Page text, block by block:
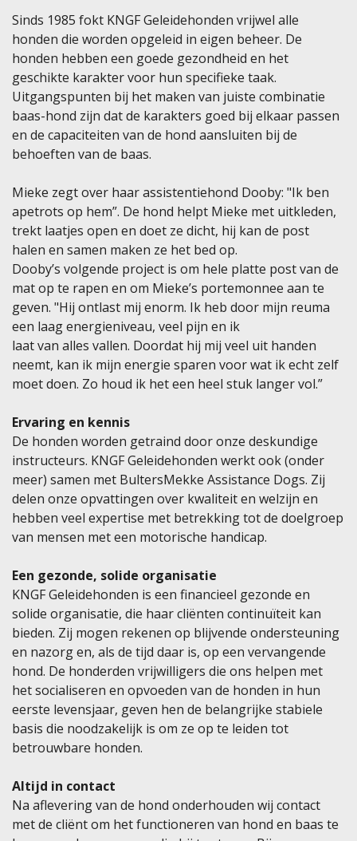
Sinds 1985 fokt KNGF Geleidehonden vrijwel alle
honden die worden opgeleid in eigen beheer. De
honden hebben een goede gezondheid en het
geschikte karakter voor hun specifieke taak.
Uitgangspunten bij het maken van juiste combinatie
baas-hond zijn dat de karakters goed bij elkaar passen
en de capaciteiten van de hond aansluiten bij de
behoeften van de baas.
Mieke zegt over haar assistentiehond Dooby: "Ik ben
apetrots op hem”. De hond helpt Mieke met uitkleden,
trekt laatjes open en doet ze dicht, hij kan de post
halen en samen maken ze het bed op.
Dooby’s volgende project is om hele platte post van de
mat op te rapen en om Mieke’s portemonnee aan te
geven. "Hij ontlast mij enorm. Ik heb door mijn reuma
een laag energieniveau, veel pijn en ik
laat van alles vallen. Doordat hij mij veel uit handen
neemt, kan ik mijn energie sparen voor wat ik echt zelf
moet doen. Zo houd ik het een heel stuk langer vol.”
Ervaring en kennis
De honden worden getraind door onze deskundige
instructeurs. KNGF Geleidehonden werkt ook (onder
meer) samen met BultersMekke Assistance Dogs. Zij
delen onze opvattingen over kwaliteit en welzijn en
hebben veel expertise met betrekking tot de doelgroep
van mensen met een motorische handicap.
Een gezonde, solide organisatie
KNGF Geleidehonden is een financieel gezonde en
solide organisatie, die haar cliënten continuïteit kan
bieden. Zij mogen rekenen op blijvende ondersteuning
en nazorg en, als de tijd daar is, op een vervangende
hond. De honderden vrijwilligers die ons helpen met
het socialiseren en opvoeden van de honden in hun
eerste levensjaar, geven hen de belangrijke stabiele
basis die noodzakelijk is om ze op te leiden tot
betrouwbare honden.
Altijd in contact
Na aflevering van de hond onderhouden wij contact
met de cliënt om het functioneren van hond en baas te